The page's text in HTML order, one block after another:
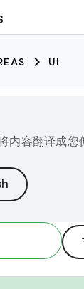
UI
内容翻译成您